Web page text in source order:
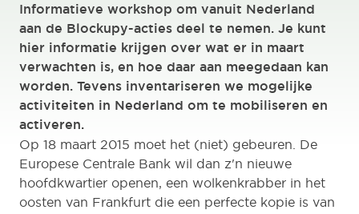
Informatieve workshop om vanuit Nederland
aan de Blockupy-acties deel te nemen. Je kunt
hier informatie krijgen over wat er in maart
verwachten is, en hoe daar aan meegedaan kan
worden. Tevens inventariseren we mogelijke
activiteiten in Nederland om te mobiliseren en
activeren.
Op 18 maart 2015 moet het (niet) gebeuren. De
Europese Centrale Bank wil dan z'n nieuwe
hoofdkwartier openen, een wolkenkrabber in het
oosten van Frankfurt die een perfecte kopie is van